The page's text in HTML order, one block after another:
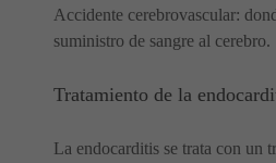
Accidente cerebrovascular:
suministro de sangre al cerebro.
Tratamiento de la
La endocarditis se trata con un